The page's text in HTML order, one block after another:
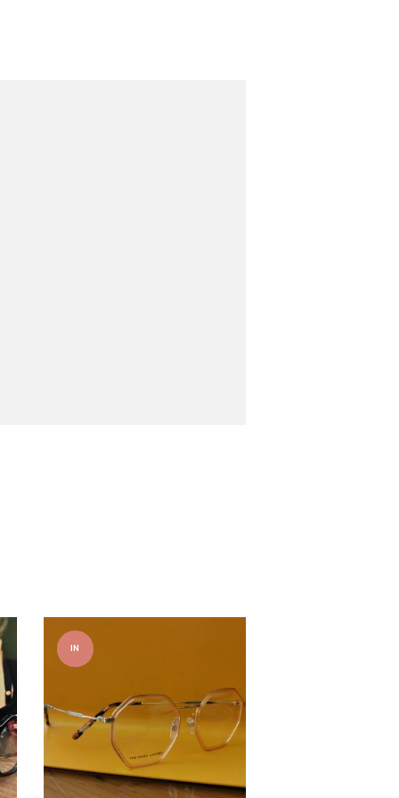
IN
TA!